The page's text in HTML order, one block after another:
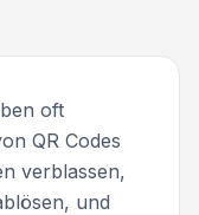
oft
QR Codes
verblassen,
und